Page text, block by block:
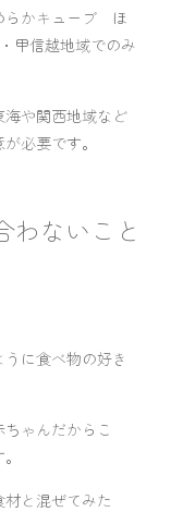
らかキューブ ほ
甲信越地域でのみ
海や関西地域など
必要です。
わないこと
に食べ物の好き
ちゃんだからこ
と混ぜてみた